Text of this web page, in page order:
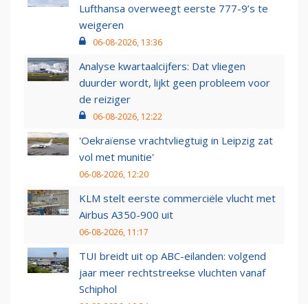
Lufthansa overweegt eerste 777-9’s te
weigeren
06-08-2026, 13:36
Analyse kwartaalcijfers: Dat vliegen
duurder wordt, lijkt geen probleem voor
de reiziger
06-08-2026, 12:22
'Oekraïense vrachtvliegtuig in Leipzig zat
vol met munitie'
06-08-2026, 12:20
KLM stelt eerste commerciële vlucht met
Airbus A350-900 uit
06-08-2026, 11:17
TUI breidt uit op ABC-eilanden: volgend
jaar meer rechtstreekse vluchten vanaf
Schiphol